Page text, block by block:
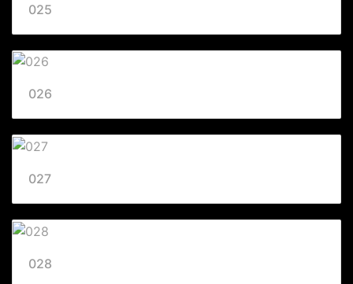
025
026
027
028